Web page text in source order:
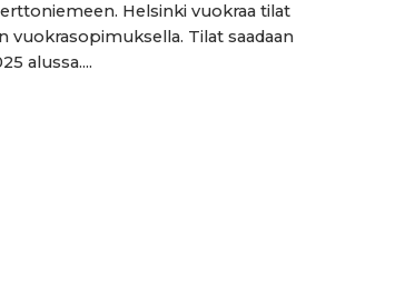
Helsinki vuokraa tilat
vuokrasopimuksella. Tilat saadaan
alussa....